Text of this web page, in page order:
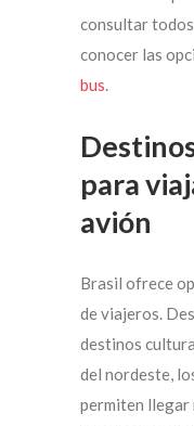
consultar
conocer las
bus.
para
avión
Brasil ofrece
de viajeros.
destinos
del nordeste,
permiten llegar